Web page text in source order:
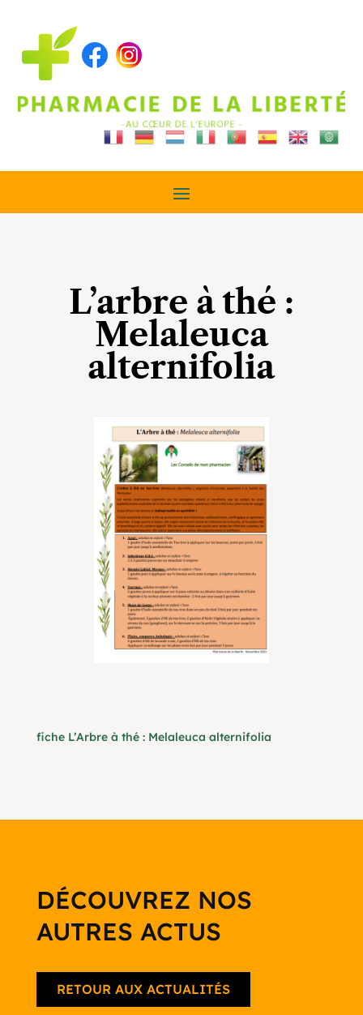
L’arbre à thé :
Melaleuca
alternifolia
fiche L’Arbre à thé : Melaleuca alternifolia
DÉCOUVREZ NOS
AUTRES ACTUS
RETOUR AUX ACTUALITÉS